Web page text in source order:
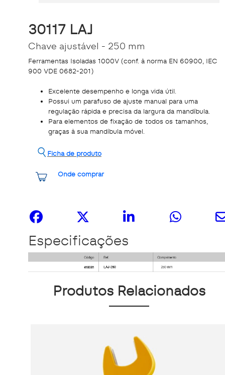
30117 LAJ
Chave ajustável - 250 mm
Ferramentas Isoladas 1000V (conf. à norma EN 60900, IEC
900 VDE 0682-201)
Excelente desempenho e longa vida útil.
Possui um parafuso de ajuste manual para uma
regulação rápida e precisa da largura da mandíbula.
Para elementos de fixação de todos os tamanhos,
graças à sua mandíbula móvel.
Onde comprar
Ficha de produto
Especificações
Produtos Relacionados